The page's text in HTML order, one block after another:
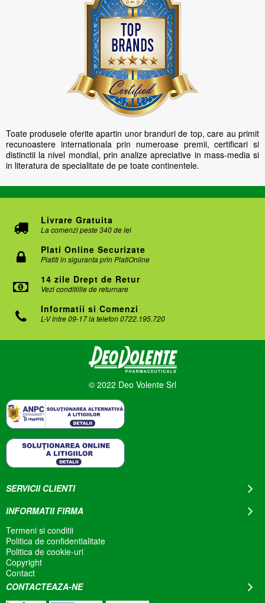
Toate produsele oferite apartin unor branduri de top, care au primit
recunoastere internationala prin numeroase premii, certificari si
distinctii la nivel mondial, prin analize apreciative in mass-media si
in literatura de specialitate de pe toate continentele.
Livrare Gratuita
La comenzi peste 340 de lei
Plati Online Securizate
Platiti in siguranta prin PlatiOnline
14 zile Drept de Retur
Vezi conditiille de returnare
Informatii si Comenzi
L-V intre 09-17 la telefon 0722.195.720
© 2022 Deo Volente Srl
SERVICII CLIENTI
INFORMATII FIRMA
Termeni si conditii
Politica de confidentialitate
Politica de cookie-uri
Copyright
Contact
CONTACTEAZA-NE